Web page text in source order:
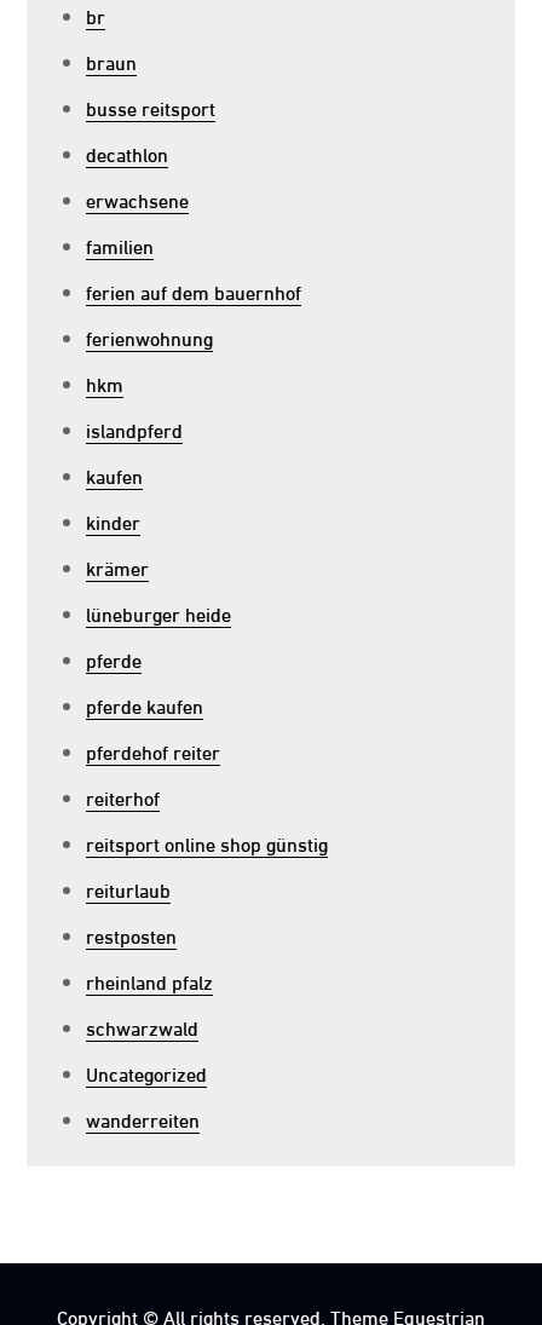
br
braun
busse reitsport
decathlon
erwachsene
familien
ferien auf dem bauernhof
ferienwohnung
hkm
islandpferd
kaufen
kinder
krämer
lüneburger heide
pferde
pferde kaufen
pferdehof reiter
reiterhof
reitsport online shop günstig
reiturlaub
restposten
rheinland pfalz
schwarzwald
Uncategorized
wanderreiten
Copyright © All rights reserved. Theme Equestrian